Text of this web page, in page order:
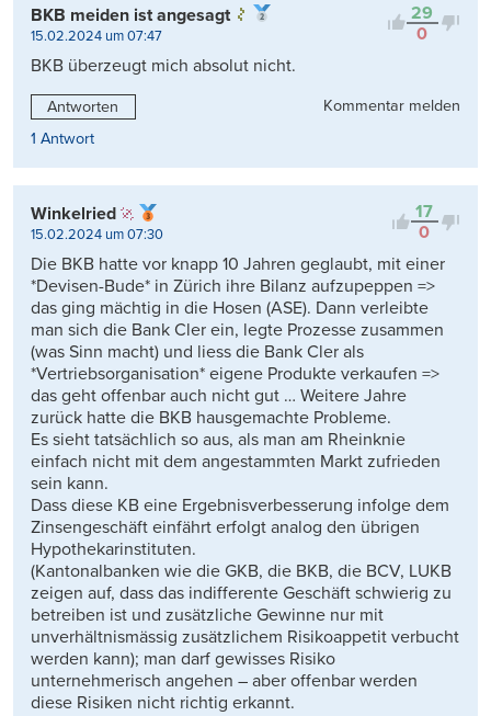
29
0
BKB meiden ist angesagt
15.02.2024 um 07:47
BKB überzeugt mich absolut nicht.
Antworten
Kommentar melden
1 Antwort
17
0
Winkelried
15.02.2024 um 07:30
Die BKB hatte vor knapp 10 Jahren geglaubt, mit einer
*Devisen-Bude* in Zürich ihre Bilanz aufzupeppen =>
das ging mächtig in die Hosen (ASE). Dann verleibte
man sich die Bank Cler ein, legte Prozesse zusammen
(was Sinn macht) und liess die Bank Cler als
*Vertriebsorganisation* eigene Produkte verkaufen =>
das geht offenbar auch nicht gut … Weitere Jahre
zurück hatte die BKB hausgemachte Probleme.
Es sieht tatsächlich so aus, als man am Rheinknie
einfach nicht mit dem angestammten Markt zufrieden
sein kann.
Dass diese KB eine Ergebnisverbesserung infolge dem
Zinsengeschäft einfährt erfolgt analog den übrigen
Hypothekarinstituten.
(Kantonalbanken wie die GKB, die BKB, die BCV, LUKB
zeigen auf, dass das indifferente Geschäft schwierig zu
betreiben ist und zusätzliche Gewinne nur mit
unverhältnismässig zusätzlichem Risikoappetit verbucht
werden kann); man darf gewisses Risiko
unternehmerisch angehen – aber offenbar werden
diese Risiken nicht richtig erkannt.